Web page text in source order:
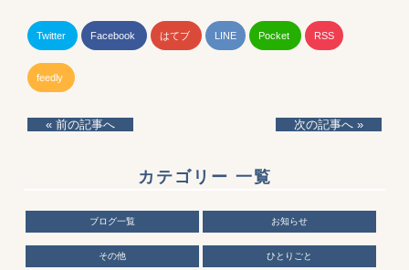
Twitter Facebook はてブ LINE Pocket RSS
feedly
« 前の記事へ 次の記事へ »
カテゴリー 一覧
ブログ一覧 お知らせ
その他 ひとりごと